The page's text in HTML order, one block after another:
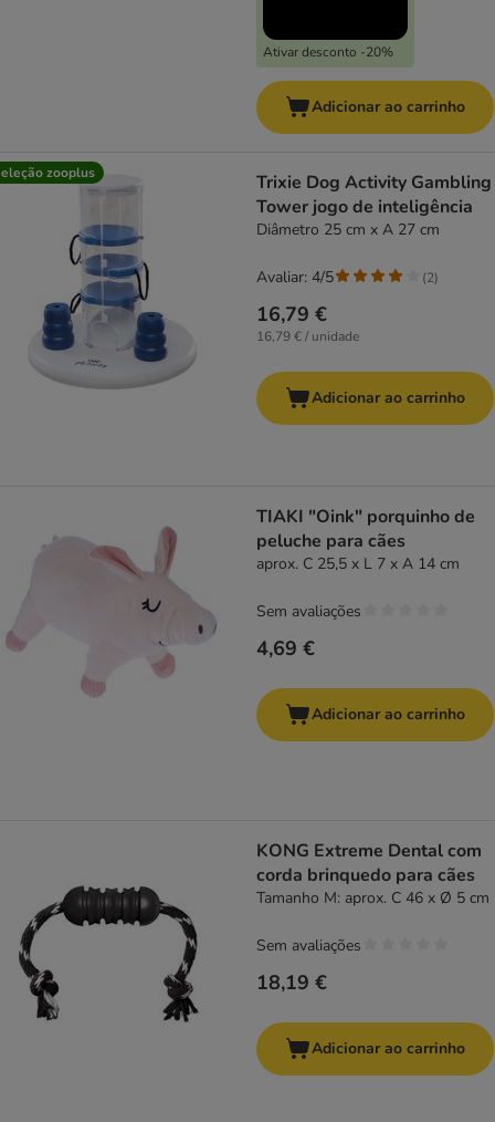
Ativar desconto -20%
Adicionar ao carrinho
zooplus
Trixie Dog Activity Gambling
Tower jogo de inteligência
Diâmetro 25 cm x A 27 cm
16,79 €
16,79 € / unidade
Avaliar: 4/5 (2)
Adicionar ao carrinho
TIAKI "Oink" porquinho de
peluche para cães
aprox. C 25,5 x L 7 x A 14 cm
4,69 €
Sem avaliações
Adicionar ao carrinho
KONG Extreme Dental com
corda brinquedo para cães
Tamanho M: aprox. C 46 x Ø 5 cm
18,19 €
Sem avaliações
Adicionar ao carrinho